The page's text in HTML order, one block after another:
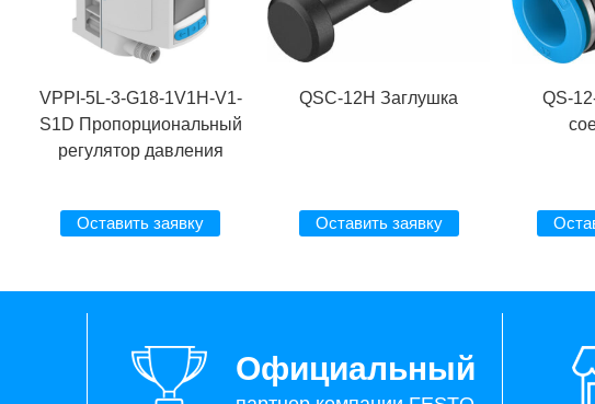
VPPI-5L-3-G18-1V1H-V1-
S1D Пропорциональный
регулятор давления
Оставить заявку
QSC-12H Заглушка
Оставить заявку
QS-
Официальный